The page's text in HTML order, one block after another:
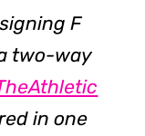
F
two-way
in one